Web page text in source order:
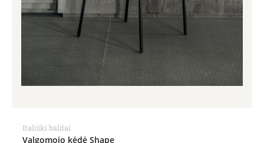
Itališki baldai
Valgomojo kėdė Shape